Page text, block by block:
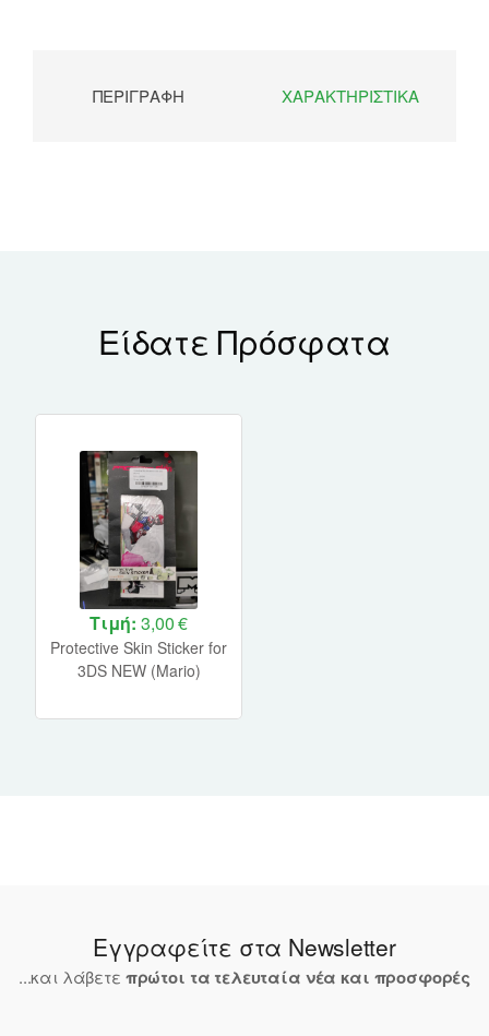
ΠΕΡΙΓΡΑΦΉ ΧΑΡΑΚΤΗΡΙΣΤΙΚΆ
Είδατε Πρόσφατα
Τιμή: 3,00 €
Protective Skin Sticker for
3DS NEW (Mario)
Εγγραφείτε στα Newsletter
...και λάβετε πρώτοι τα τελευταία νέα και προσφορές